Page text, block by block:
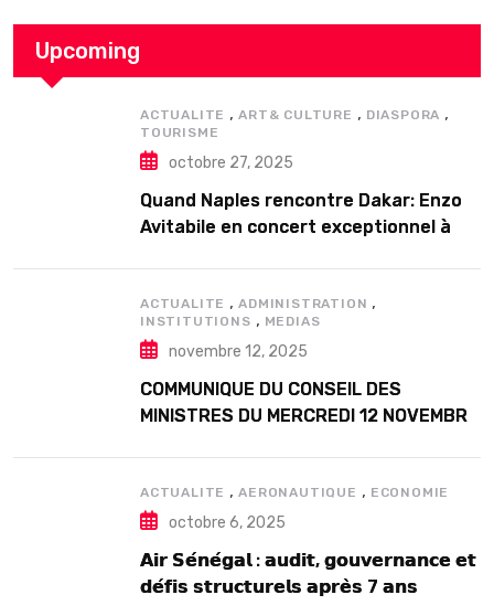
Upcoming
ACTUALITE ,ART& CULTURE , DIASPORA ,
TOURISME
octobre 27, 2025
Quand Naples rencontre Dakar: Enzo
Avitabile en concert exceptionnel à
ACTUALITE ,ADMINISTRATION ,
INSTITUTIONS , MEDIAS
novembre 12, 2025
COMMUNIQUE DU CONSEIL DES
MINISTRES DU MERCREDI 12 NOVEMBRE
ACTUALITE ,AERONAUTIQUE , ECONOMIE
octobre 6, 2025
𝗔𝗶𝗿 𝗦𝗲́𝗻𝗲́𝗴𝗮𝗹 : 𝗮𝘂𝗱𝗶𝘁, 𝗴𝗼𝘂𝘃𝗲𝗿𝗻𝗮𝗻𝗰𝗲 𝗲𝘁
𝗱𝗲́𝗳𝗶𝘀 𝘀𝘁𝗿𝘂𝗰𝘁𝘂𝗿𝗲𝗹𝘀 𝗮𝗽𝗿𝗲̀𝘀 7 𝗮𝗻𝘀